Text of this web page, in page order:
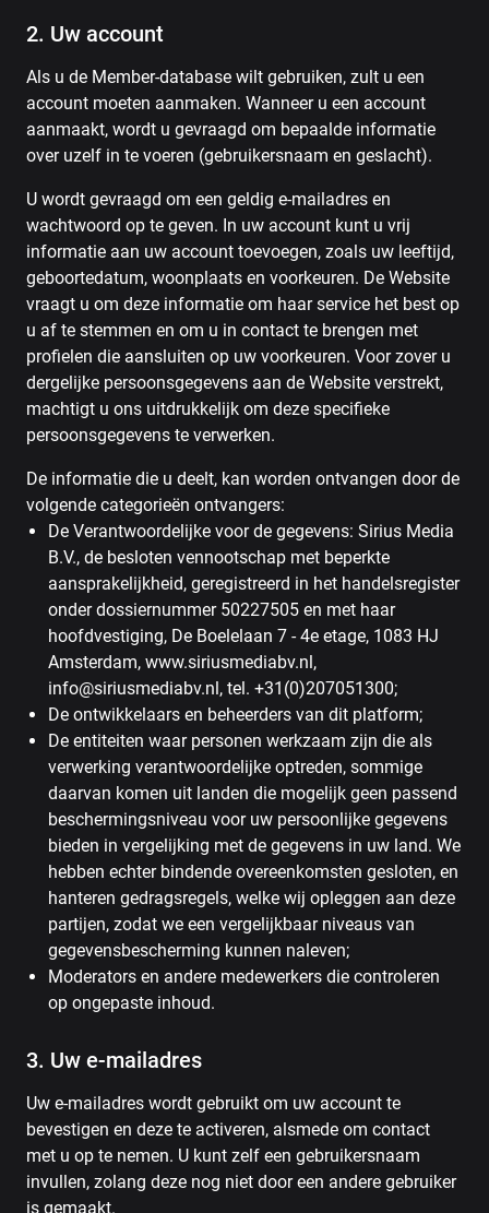
2. Uw account
Als u de Member-database wilt gebruiken, zult u een
account moeten aanmaken. Wanneer u een account
aanmaakt, wordt u gevraagd om bepaalde informatie
over uzelf in te voeren (gebruikersnaam en geslacht).
U wordt gevraagd om een ​​geldig e-mailadres en
wachtwoord op te geven. In uw account kunt u vrij
informatie aan uw account toevoegen, zoals uw leeftijd,
geboortedatum, woonplaats en voorkeuren. De Website
vraagt ​​u om deze informatie om haar service het best op
u af te stemmen en om u in contact te brengen met
profielen die aansluiten op uw voorkeuren. Voor zover u
dergelijke persoonsgegevens aan de Website verstrekt,
machtigt u ons uitdrukkelijk om deze specifieke
persoonsgegevens te verwerken.
De informatie die u deelt, kan worden ontvangen door de
volgende categorieën ontvangers:
De Verantwoordelijke voor de gegevens: Sirius Media
B.V., de besloten vennootschap met beperkte
aansprakelijkheid, geregistreerd in het handelsregister
onder dossiernummer 50227505 en met haar
hoofdvestiging, De Boelelaan 7 - 4e etage, 1083 HJ
Amsterdam, www.siriusmediabv.nl,
info@siriusmediabv.nl, tel. +31(0)207051300;
De ontwikkelaars en beheerders van dit platform;
De entiteiten waar personen werkzaam zijn die als
verwerking verantwoordelijke optreden, sommige
daarvan komen uit landen die mogelijk geen passend
beschermingsniveau voor uw persoonlijke gegevens
bieden in vergelijking met de gegevens in uw land. We
hebben echter bindende overeenkomsten gesloten, en
hanteren gedragsregels, welke wij opleggen aan deze
partijen, zodat we een vergelijkbaar niveaus van
gegevensbescherming kunnen naleven;
Moderators en andere medewerkers die controleren
op ongepaste inhoud.
3. Uw e-mailadres
Uw e-mailadres wordt gebruikt om uw account te
bevestigen en deze te activeren, alsmede om contact
met u op te nemen. U kunt zelf een gebruikersnaam
invullen, zolang deze nog niet door een andere gebruiker
is gemaakt.